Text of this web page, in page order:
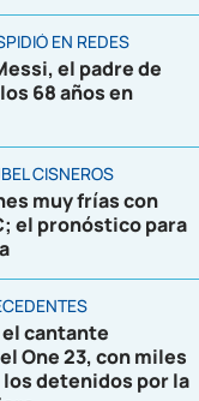
EN REDES
el padre de
68 años en
CISNEROS
muy frías con
el pronóstico para
cantante
One 23, con miles
detenidos por la